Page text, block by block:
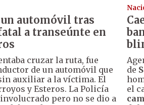
automóvil tras
a transeúnte en
cruzar la ruta, fue
de un automóvil que
auxiliar a la víctima. El
y Esteros. La Policía
pero no se dio a
de
el